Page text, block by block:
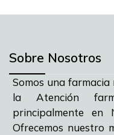
Sobre Nosotros
Somos una
la Atención
principalmente en
Ofrecemos nuestro